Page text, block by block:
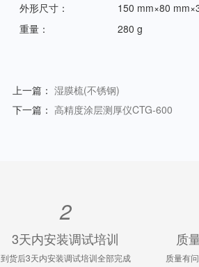
外形尺寸：
150 mm×80
重量：
280 g
上一篇： 湿膜梳(不锈钢)
下一篇： 高精度涂层测厚仪CTG-600
2
3天内安装调试培训
到货后3天内安装调试培训全部完成
质
质量有